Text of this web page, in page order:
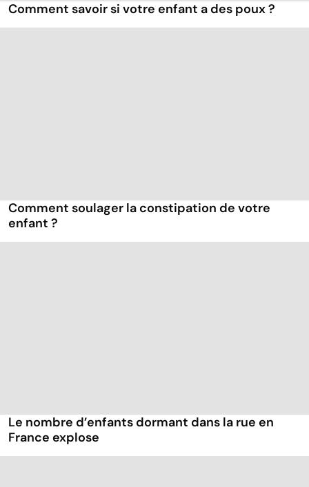
Comment savoir si votre enfant a des poux ?
Comment soulager la constipation de votre
enfant ?
Le nombre d’enfants dormant dans la rue en
France explose